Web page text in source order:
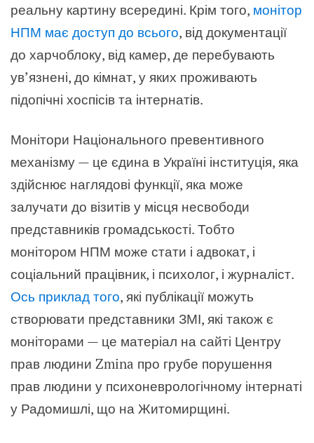
реальну картину всередині. Крім того, монітор
НПМ має доступ до всього, від документації
до харчоблоку, від камер, де перебувають
ув’язнені, до кімнат, у яких проживають
підопічні хоспісів та інтернатів.
Монітори Національного превентивного
механізму — це єдина в Україні інституція, яка
здійснює наглядові функції, яка може
залучати до візитів у місця несвободи
представників громадськості. Тобто
монітором НПМ може стати і адвокат, і
соціальний працівник, і психолог, і журналіст.
Ось приклад того, які публікації можуть
створювати представники ЗМІ, які також є
моніторами — це матеріал на сайті Центру
прав людини Zmina про грубе порушення
прав людини у психоневрологічному інтернаті
у Радомишлі, що на Житомирщині.